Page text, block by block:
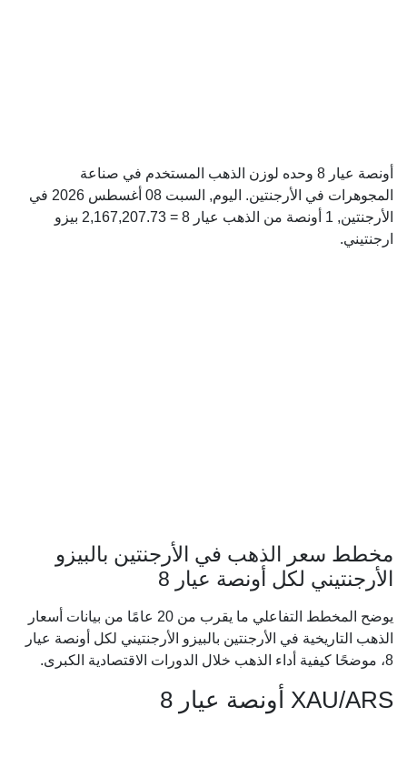
أونصة عيار 8 وحده لوزن الذهب المستخدم في صناعة
المجوهرات في الأرجنتين. اليوم, السبت 08 أغسطس 2026 في
الأرجنتين, 1 أونصة من الذهب عيار 8 = 2,167,207.73 بيزو
ارجنتيني.
مخطط سعر الذهب في الأرجنتين بالبيزو
الأرجنتيني لكل أونصة عيار 8
يوضح المخطط التفاعلي ما يقرب من 20 عامًا من بيانات أسعار
الذهب التاريخية في الأرجنتين بالبيزو الأرجنتيني لكل أونصة عيار
8، موضحًا كيفية أداء الذهب خلال الدورات الاقتصادية الكبرى.
XAU/ARS أونصة عيار 8